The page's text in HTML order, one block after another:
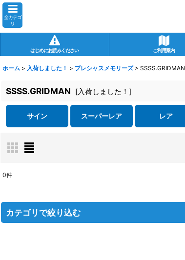
全カテゴ
リ
はじめにお読みください ご利用案内
ホーム > 入荷しました！ > プレシャスメモリーズ > SSSS.GRIDMAN
SSSS.GRIDMAN [入荷しました！ ]
サイン スーパーレア レア
在庫あり
0件
カテゴリで絞り込む